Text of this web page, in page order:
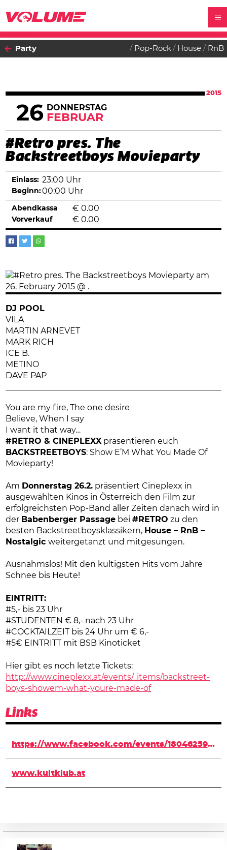
Party Pop-Rock House RnB
2015
26 DONNERSTAG
FEBRUAR
#Retro pres. The
Backstreetboys Movieparty
Einlass: 23:00 Uhr
Beginn:00:00 Uhr
Abendkassa € 0.00
Vorverkauf € 0.00
DJ POOL
VILA
MARTIN ARNEVET
MARK RICH
ICE B.
METINO
DAVE PAP
You are my fire, The one desire
Believe, When I say
I want it that way…
#RETRO & CINEPLEXX präsentieren euch
BACKSTREETBOYS: Show E’M What You Made Of
Movieparty!
Am Donnerstag 26.2. präsentiert Cineplexx in
ausgewählten Kinos in Österreich den Film zur
erfolgreichsten Pop-Band aller Zeiten danach wird in
der Babenberger Passage bei#RETRO zu den
besten Backstreetboysklassikern, House – RnB –
Nostalgicweitergetanzt und mitgesungen.
Ausnahmslos! Mit den kultigsten Hits vom Jahre
Schnee bis Heute!
EINTRITT:
#5,- bis 23 Uhr
#STUDENTEN € 8,- nach 23 Uhr
#COCKTAILZEIT bis 24 Uhr um € 6,-
#5€ EINTRITT mit BSB Kinoticket
Hier gibt es noch letzte Tickets:
http://www.cineplexx.at/events/_items/backstreet-
boys-showem-what-youre-made-of
Links
https://www.facebook.com/events/1804625929761703/
www.kultklub.at